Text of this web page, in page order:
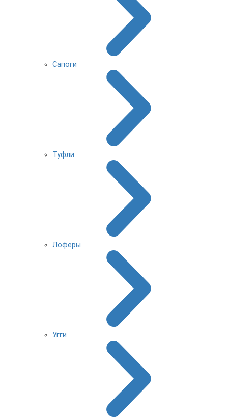
Сапоги
Туфли
Лоферы
Угги